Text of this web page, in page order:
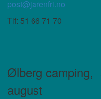
post@jarenfri.no
Tlf: 51 66 71 70
Ølberg camping,
august